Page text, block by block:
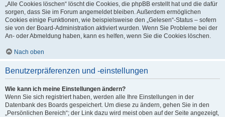
„Alle Cookies löschen“ löscht die Cookies, die phpBB erstellt hat und die dafür
sorgen, dass Sie im Forum angemeldet bleiben. Außerdem ermöglichen
Cookies einige Funktionen, wie beispielsweise den „Gelesen“-Status – sofern
sie von der Board-Administration aktiviert wurden. Wenn Sie Probleme bei der
An- oder Abmeldung haben, kann es helfen, wenn Sie die Cookies löschen.
Nach oben
Benutzerpräferenzen und -einstellungen
Wie kann ich meine Einstellungen ändern?
Wenn Sie sich registriert haben, werden alle Ihre Einstellungen in der
Datenbank des Boards gespeichert. Um diese zu ändern, gehen Sie in den
„Persönlichen Bereich“; der Link dazu wird meist oben auf der Seite angezeigt,